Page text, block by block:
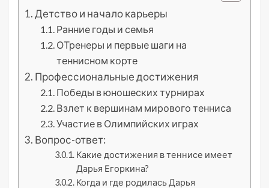
Детство и начало карьеры
Ранние годы и семья
ОТренеры и первые шаги на
теннисном корте
Профессиональные достижения
Победы в юношеских турнирах
Взлет к вершинам мирового тенниса
Участие в Олимпийских играх
Вопрос-ответ:
Какие достижения в теннисе имеет
Дарья Егоркина?
Когда и где родилась Дарья